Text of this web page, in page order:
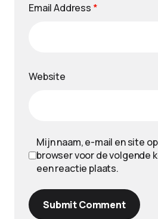
Email Address *
Website
Mijn naam, e-mail en site
browser voor de volgende
een reactie plaats.
Submit Comment